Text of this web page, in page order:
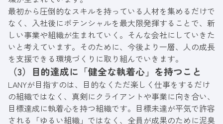
最初から圧倒的なスキルを持っている人材を集めるだけで
なく、入社後にポテンシャルを最大限発揮することで、新
しい事業や組織が生まれていく。そんな会社にしていきた
いと考えています。そのために、今後より一層、人の成長
を支援できる環境づくりに取り組んでいきます。
（3）目的達成に「健全な執着心」を持つこと
LANYが目指すのは、目的なくただ楽しく仕事をするだけ
の組織ではなく、真剣にクライアントや事業に向き合い、
目標達成に執着心を持つ組織です。目標未達が平気で許容
される「ゆるい組織」ではなく、全員が成果のために泥臭